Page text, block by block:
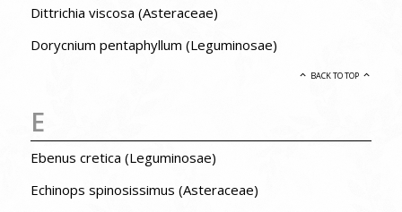
Dittrichia viscosa (Asteraceae)
Dorycnium pentaphyllum (Leguminosae)
BACK TO TOP
E
Ebenus cretica (Leguminosae)
Echinops spinosissimus (Asteraceae)